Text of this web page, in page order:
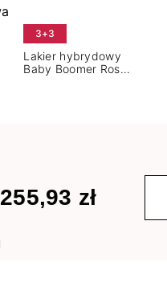
3+3
Lakier hybrydowy
Baby Boomer Rose
255,93 zł